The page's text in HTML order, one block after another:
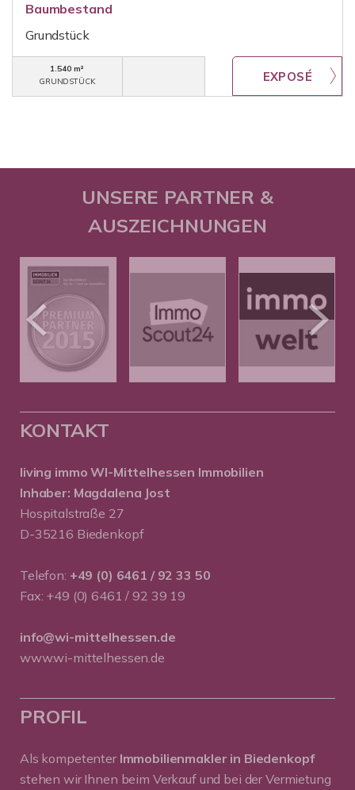
Baumbestand
Grundstück
1.540 m²
GRUNDSTÜCK
UNSERE PARTNER &
AUSZEICHNUNGEN
KONTAKT
living immo WI-Mittelhessen Immobilien
Inhaber: Magdalena Jost
Hospitalstraße 27
D-35216 Biedenkopf
Telefon: +49 (0) 6461 / 92 33 50
Fax: +49 (0) 6461 / 92 39 19
info@wi-mittelhessen.de
www.wi-mittelhessen.de
PROFIL
Als kompetenter Immobilienmakler in Biedenkopf
stehen wir Ihnen beim Verkauf und bei der Vermietung